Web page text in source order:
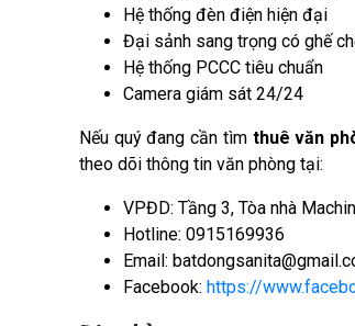
Hệ thống đèn điện hiện đại
Đại sảnh sang trọng có ghế
Hệ thống PCCC tiêu chuẩn
Camera giám sát 24/24
Nếu quý đang cần tìmthuê văn
theo dõi thông tin văn phòng tại:
VPĐD: Tầng 3, Tòa nhà
Hotline: 0915169936
Email:
Facebook: https://